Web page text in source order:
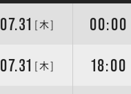
07.31 [木] 00:00
07.31 [木] 18:00